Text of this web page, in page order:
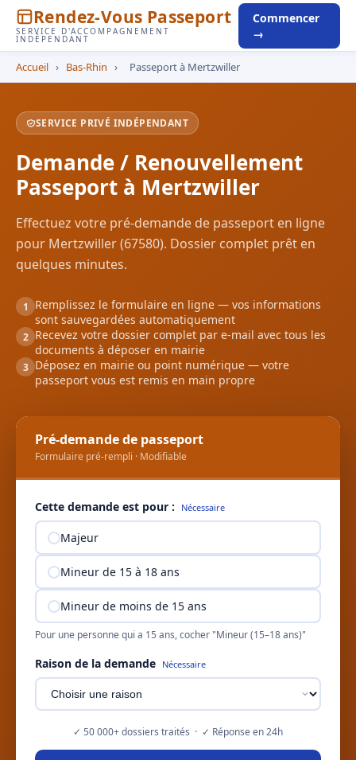
Rendez-Vous Passeport
SERVICE D'ACCOMPAGNEMENT
INDÉPENDANT
Commencer
→
Accueil › Bas-Rhin › Passeport à Mertzwiller
SERVICE PRIVÉ INDÉPENDANT
Demande / Renouvellement
Passeport à Mertzwiller
Effectuez votre pré-demande de passeport en ligne
pour Mertzwiller (67580). Dossier complet prêt en
quelques minutes.
1
Remplissez le formulaire en ligne — vos informations
sont sauvegardées automatiquement
2 Recevez votre dossier complet par e-mail avec tous les
documents à déposer en mairie
3 Déposez en mairie ou point numérique — votre
passeport vous est remis en main propre
Pré-demande de passeport
Formulaire pré-rempli · Modifiable
Cette demande est pour : Nécessaire
Majeur
Mineur de 15 à 18 ans
Mineur de moins de 15 ans
Pour une personne qui a 15 ans, cocher "Mineur (15–18 ans)"
Raison de la demande Nécessaire
✓ 50 000+ dossiers traités · ✓ Réponse en 24h